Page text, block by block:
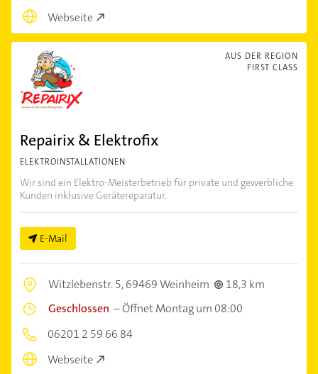
Webseite
AUS DER REGION
FIRST CLASS
Repairix & Elektrofix
ELEKTROINSTALLATIONEN
Wir sind ein Elektro-Meisterbetrieb für private und gewerbliche
Kunden inklusive Gerätereparatur.
E-Mail
Witzlebenstr. 5,69469 Weinheim
18,3 km
Geschlossen –Öffnet Montag um 08:00
06201 2 59 66 84
Webseite